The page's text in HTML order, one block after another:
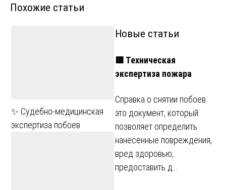
записям
Похожие статьи
✨ Судебно-медицинская
экспертиза побоев
Новые статьи
🟥 Техническая
экспертиза пожара
Справка о снятии побоев
это документ, который
позволяет определить
нанесенные повреждения,
вред здоровью,
предоставить д…